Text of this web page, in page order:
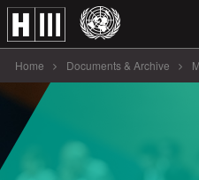
Home Documents & Archive